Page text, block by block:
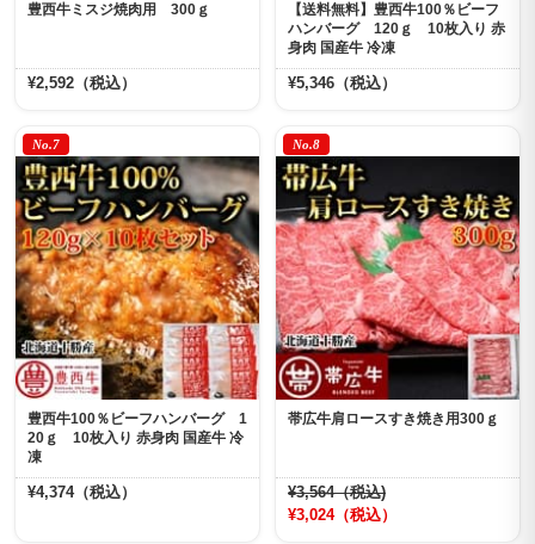
豊西牛ミスジ焼肉用 300ｇ
¥2,592（税込）
【送料無料】豊西牛100％ビーフ
ハンバーグ 120ｇ 10枚入り 赤
身肉 国産牛 冷凍
¥5,346（税込）
No.7
豊西牛100％ビーフハンバーグ 1
20ｇ 10枚入り 赤身肉 国産牛 冷
凍
¥4,374（税込）
No.8
帯広牛肩ロースすき焼き用300ｇ
¥3,564（税込)
¥3,024（税込）